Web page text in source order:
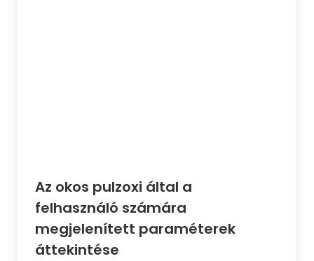
Az okos pulzoxi által a
felhasználó számára
megjelenített paraméterek
áttekintése​